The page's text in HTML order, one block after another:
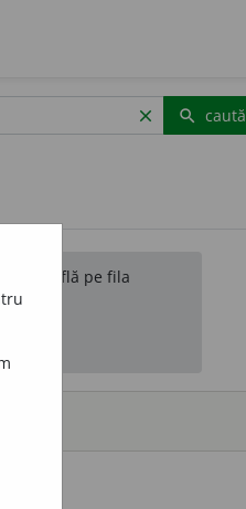
clear search caută
se află pe fila